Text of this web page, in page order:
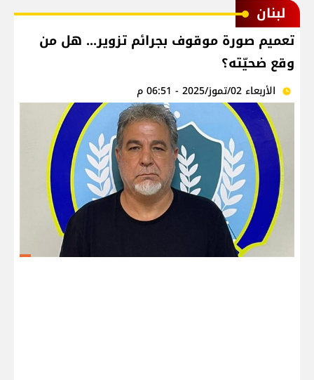
لبنان
تعميم صورة موقوف بجرائم تزوير... هل من
وقع ضحيّته؟
الأربعاء 02/تموز/2025 - 06:51 م